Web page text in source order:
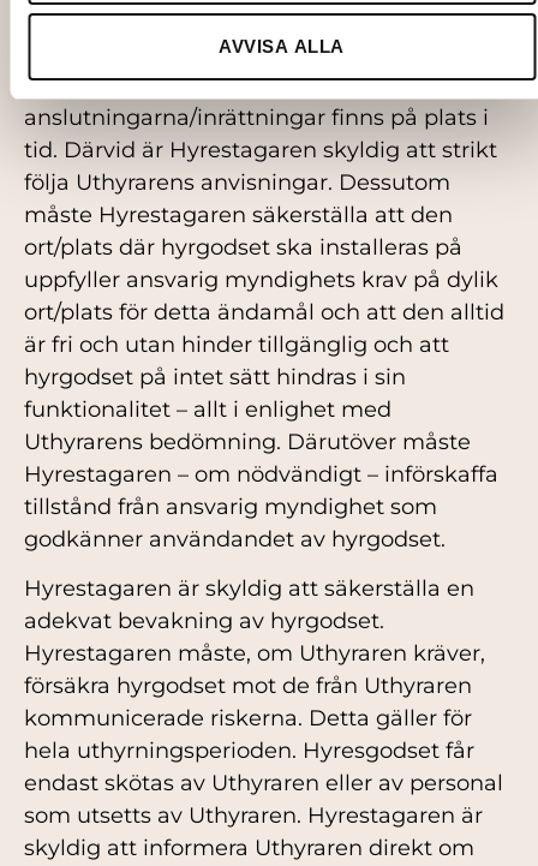
AVVISA ALLA
3.2 Hyrestagarens skyldigheter
Hyrestagaren ansvarar för att de för
installationen nödvändiga
anslutningarna/inrättningar finns på plats i
tid. Därvid är Hyrestagaren skyldig att strikt
följa Uthyrarens anvisningar. Dessutom
måste Hyrestagaren säkerställa att den
ort/plats där hyrgodset ska installeras på
uppfyller ansvarig myndighets krav på dylik
ort/plats för detta ändamål och att den alltid
är fri och utan hinder tillgänglig och att
hyrgodset på intet sätt hindras i sin
funktionalitet – allt i enlighet med
Uthyrarens bedömning. Därutöver måste
Hyrestagaren – om nödvändigt – införskaffa
tillstånd från ansvarig myndighet som
godkänner användandet av hyrgodset.
Hyrestagaren är skyldig att säkerställa en
adekvat bevakning av hyrgodset.
Hyrestagaren måste, om Uthyraren kräver,
försäkra hyrgodset mot de från Uthyraren
kommunicerade riskerna. Detta gäller för
hela uthyrningsperioden. Hyresgodset får
endast skötas av Uthyraren eller av personal
som utsetts av Uthyraren. Hyrestagaren är
skyldig att informera Uthyraren direkt om